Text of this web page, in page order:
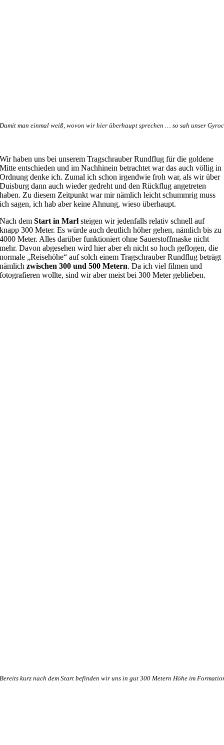
Damit man einmal weiß, wovon wir hier überhaupt sprechen … so sah unser
Wir haben uns bei unserem Tragschrauber Rundflug für die goldene
Mitte entschieden und im Nachhinein betrachtet war das auch völlig in
Ordnung denke ich. Zumal ich schon irgendwie froh war, als wir über
Duisburg dann auch wieder gedreht und den Rückflug angetreten
haben. Zu diesem Zeitpunkt war mir nämlich leicht schummrig muss
ich sagen, ich hab aber keine Ahnung, wieso überhaupt.
Nach demStart in Marl steigen wir jedenfalls relativ schnell auf
knapp 300 Meter. Es würde auch deutlich höher gehen, nämlich bis zu
4000 Meter. Alles darüber funktioniert ohne Sauerstoffmaske nicht
mehr. Davon abgesehen wird hier aber eh nicht so hoch geflogen, die
normale „Reisehöhe“ auf solch einem Tragschrauber Rundflug beträgt
nämlichzwischen 300 und 500 Metern. Da ich viel filmen und
fotografieren wollte, sind wir aber meist bei 300 Meter geblieben.
Bereits kurz nach dem Start befinden wir uns in gut 300 Metern Höhe im